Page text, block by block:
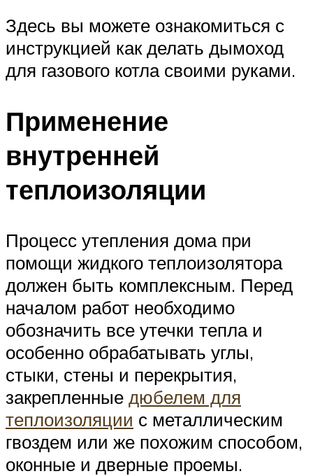
Здесь вы можете ознакомиться с
инструкцией как делать дымоход
для газового котла своими руками.
Применение
внутренней
теплоизоляции
Процесс утепления дома при
помощи жидкого теплоизолятора
должен быть комплексным. Перед
началом работ необходимо
обозначить все утечки тепла и
особенно обрабатывать углы,
стыки, стены и перекрытия,
закрепленные дюбелем для
теплоизоляции с металлическим
гвоздем или же похожим способом,
оконные и дверные проемы.